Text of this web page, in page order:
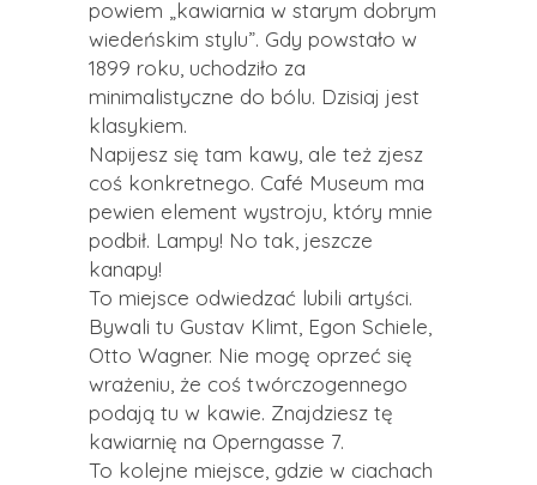
powiem „kawiarnia w starym dobrym
wiedeńskim stylu”. Gdy powstało w
1899 roku, uchodziło za
minimalistyczne do bólu. Dzisiaj jest
klasykiem.
Napijesz się tam kawy, ale też zjesz
coś konkretnego. Café Museum ma
pewien element wystroju, który mnie
podbił. Lampy! No tak, jeszcze
kanapy!
To miejsce odwiedzać lubili artyści.
Bywali tu Gustav Klimt, Egon Schiele,
Otto Wagner. Nie mogę oprzeć się
wrażeniu, że coś twórczogennego
podają tu w kawie. Znajdziesz tę
kawiarnię na Operngasse 7.
To kolejne miejsce, gdzie w ciachach